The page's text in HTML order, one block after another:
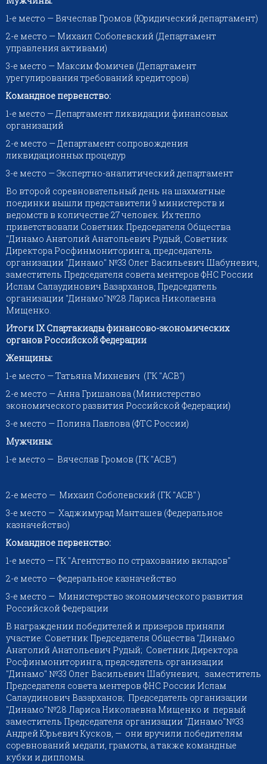
1-е место — Вячеслав Громов (Юридический департамент)
2-е место — Михаил Соболевский (Департамент
управления активами)
3-е место — Максим Фомичев (Департамент
урегулирования требований кредиторов)
Командное первенство:
1-е место — Департамент ликвидации финансовых
организаций
2-е место — Департамент сопровождения
ликвидационных процедур
3-е место — Экспертно-аналитический департамент
Во второй соревновательный день на шахматные
поединки вышли представители 9 министерств и
ведомств в количестве 27 человек. Их тепло
приветствовали Советник Председателя Общества
"Динамо Анатолий Анатольевич Рудый, Советник
Директора Росфинмониторинга, председатель
организации "Динамо" №33 Олег Васильевич Шабуневич,
заместитель Председателя совета ментеров ФНС России
Ислам Салаудинович Вазарханов, Председатель
организации "Динамо"№28 Лариса Николаевна
Мищенко.
Итоги IX Спартакиады финансово-экономических
органов Российской Федерации
Женщины:
1-е место — Татьяна Михневич (ГК "АСВ")
2-е место — Анна Гришанова (Министерство
экономического развития Российской Федерации)
3-е место — Полина Павлова (ФТС России)
Мужчины:
1-е место — Вячеслав Громов (ГК "АСВ")
2-е место — Михаил Соболевский (ГК "АСВ" )
3-е место — Хаджимурад Манташев (Федеральное
казначейство)
Командное первенство:
1-е место — ГК "Агентство по страхованию вкладов"
2-е место — Федеральное казначейство
3-е место — Министерство экономического развития
Российской Федерации
В награждении победителей и призеров приняли
участие: Советник Председателя Общества "Динамо
Анатолий Анатольевич Рудый; Советник Директора
Росфинмониторинга, председатель организации
"Динамо" №33 Олег Васильевич Шабуневич; заместитель
Председателя совета ментеров ФНС России Ислам
Салаудинович Вазарханов; Председатель организации
"Динамо"№28 Лариса Николаевна Мищенко и первый
заместитель Председателя организации "Динамо"№33
Андрей Юрьевич Кусков, — они вручили победителям
соревнований медали, грамоты, а также командные
кубки и дипломы.